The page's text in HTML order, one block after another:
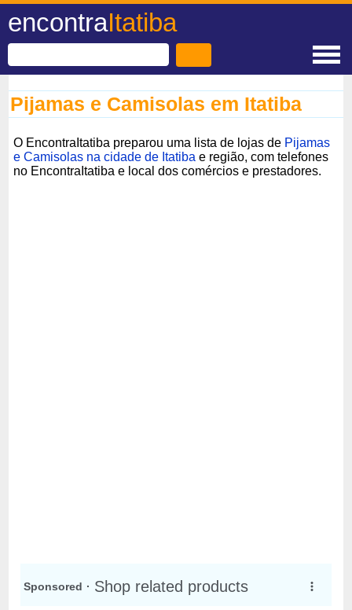
encontraItatiba
Pijamas e Camisolas em Itatiba
O EncontraItatiba preparou uma lista de lojas de Pijamas
e Camisolas na cidade de Itatiba e região, com telefones
no EncontraItatiba e local dos comércios e prestadores.